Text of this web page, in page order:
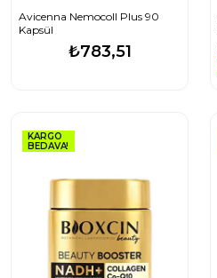
Avicenna Nemocoll Plus 90
Kapsül
₺783,51
KARGO
BEDAVA!